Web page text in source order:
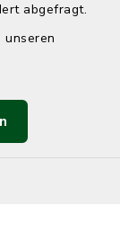
abgefragt.